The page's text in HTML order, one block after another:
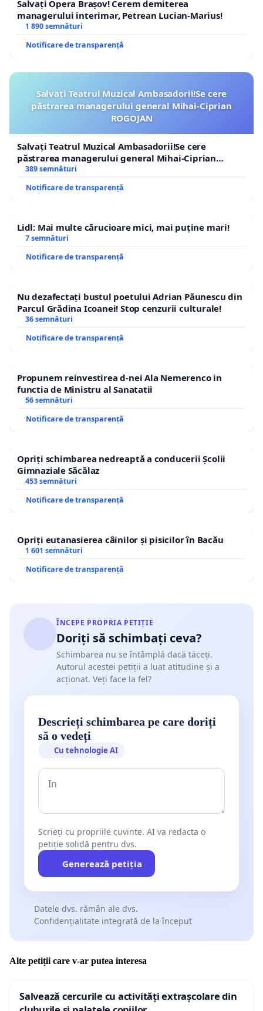
Salvați Opera Brașov! Cerem demiterea
managerului interimar, Petrean Lucian-Marius!
1 890 semnături
Notificare de transparență
Salvați Teatrul Muzical Ambasadorii!Se cere
păstrarea managerului general Mihai-Ciprian
ROGOJAN
Salvați Teatrul Muzical Ambasadorii!Se cere
păstrarea managerului general Mihai-Ciprian
ROGOJAN
389 semnături
Notificare de transparență
Lidl: Mai multe cărucioare mici, mai puține mari!
7 semnături
Notificare de transparență
Nu dezafectați bustul poetului Adrian Păunescu din
Parcul Grădina Icoanei! Stop cenzurii culturale!
36 semnături
Notificare de transparență
Propunem reinvestirea d-nei Ala Nemerenco in
functia de Ministru al Sanatatii
56 semnături
Notificare de transparență
Opriți schimbarea nedreaptă a conducerii Școlii
Gimnaziale Săcălaz
453 semnături
Notificare de transparență
Opriți eutanasierea câinilor și pisicilor în Bacău
1 601 semnături
Notificare de transparență
ÎNCEPE PROPRIA PETIȚIE
Doriți să schimbați ceva?
Schimbarea nu se întâmplă dacă tăceți.
Autorul acestei petiții a luat atitudine și a
acționat. Veți face la fel?
Descrieți schimbarea pe care doriți
să o vedeți
Cu tehnologie AI
Scrieți cu propriile cuvinte. AI va redacta o
petiție solidă pentru dvs.
Generează petiția
Datele dvs. rămân ale dvs.
Confidențialitate integrată de la început
Alte petiții care v-ar putea interesa
Salvează cercurile cu activități extrașcolare din